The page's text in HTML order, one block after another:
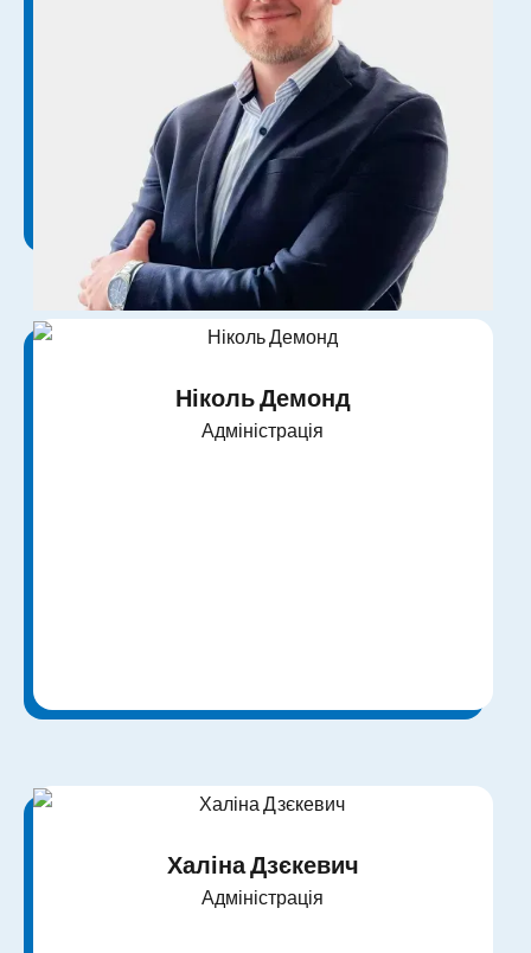
Брайан Бультманн
Обслуговування клієнтів
Ніколь Демонд
Адміністрація
Халіна Дзєкевич
Адміністрація